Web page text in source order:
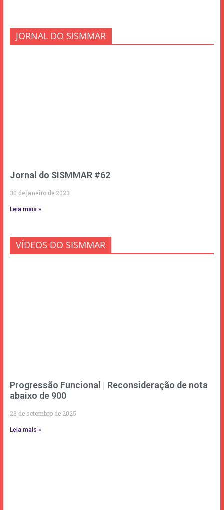
JORNAL DO SISMMAR
Jornal do SISMMAR #62
30 de janeiro de 2023
Leia mais »
VÍDEOS DO SISMMAR
Progressão Funcional | Reconsideração de nota
abaixo de 900
23 de setembro de 2025
Leia mais »